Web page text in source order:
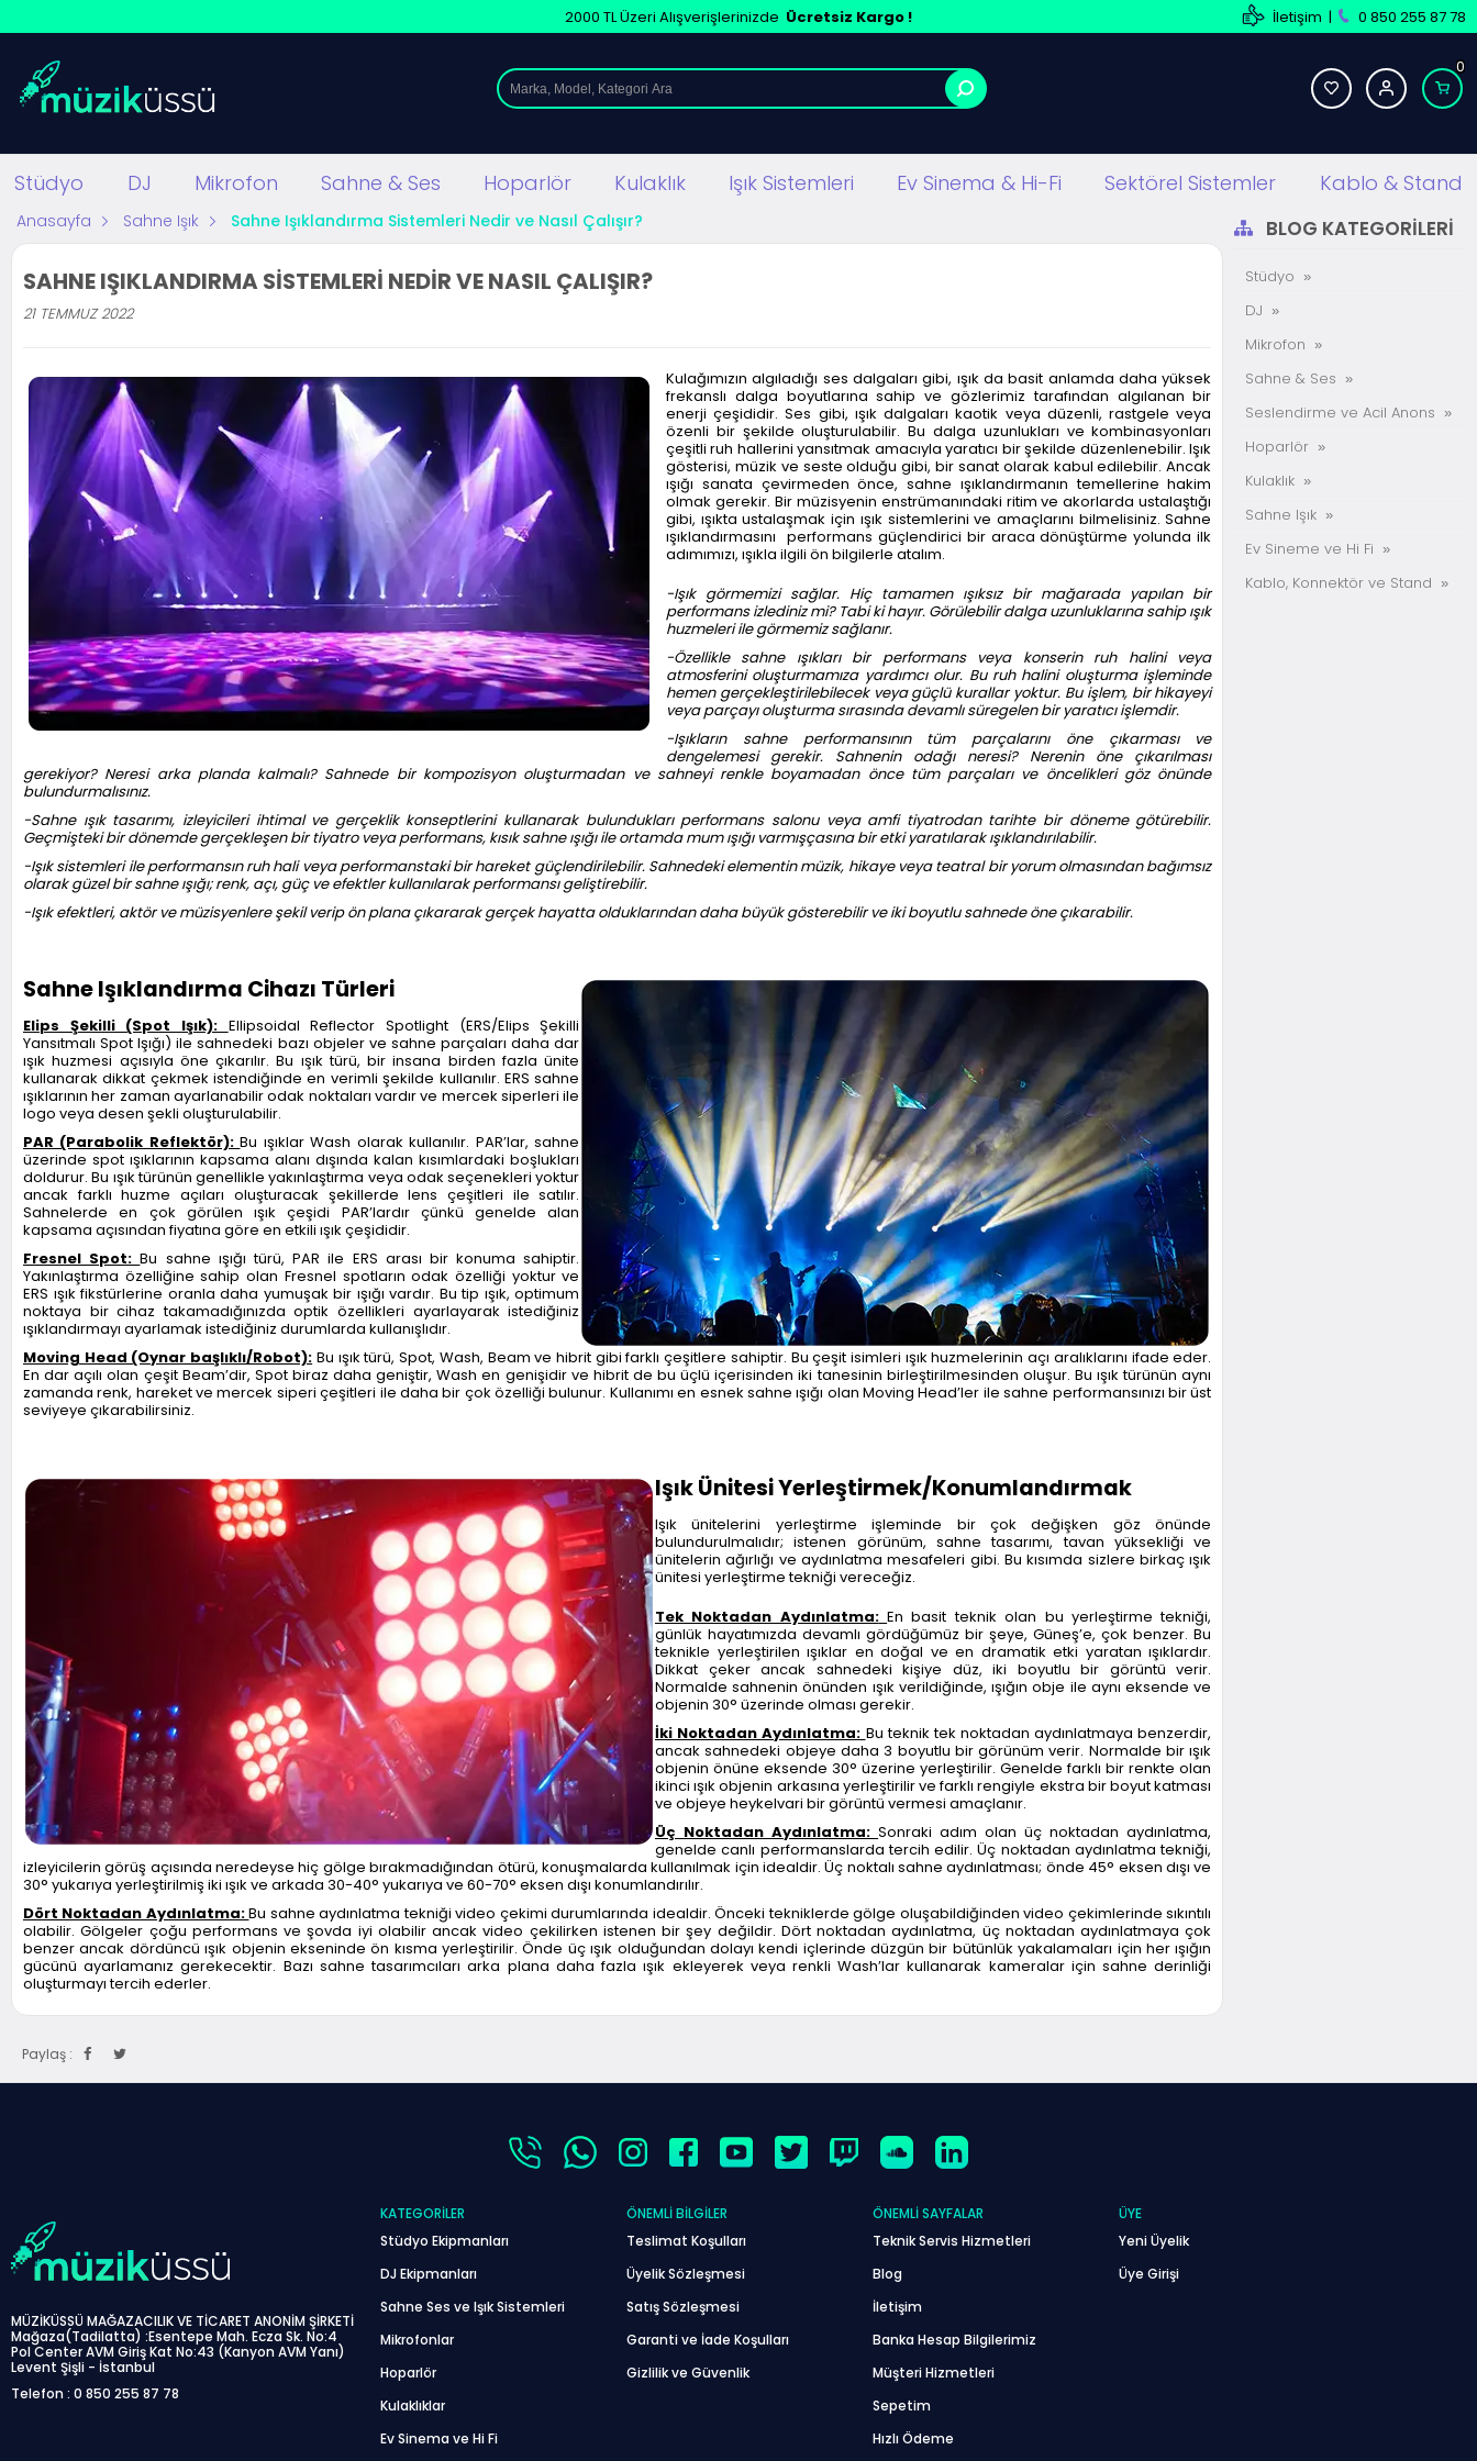
2000 TL Üzeri Alışverişlerinizde Ücretsiz Kargo ! İletişim | 0 850 255 87 78
0
Stüdyo DJ Mikrofon Sahne & Ses Hoparlör Kulaklık Işık Sistemleri Ev Sinema & Hi-Fi Sektörel Sistemler Kablo & Stand
Anasayfa Sahne Işık Sahne Işıklandırma Sistemleri Nedir ve Nasıl Çalışır?
SAHNE IŞIKLANDIRMA SISTEMLERI NEDIR VE NASIL ÇALIŞIR?
21 TEMMUZ 2022
Kulağımızın algıladığı ses dalgaları gibi, ışık da basit anlamda daha yüksek
frekanslı dalga boyutlarına sahip ve gözlerimiz tarafından algılanan bir
enerji çeşididir. Ses gibi, ışık dalgaları kaotik veya düzenli, rastgele veya
özenli bir şekilde oluşturulabilir. Bu dalga uzunlukları ve kombinasyonları
çeşitli ruh hallerini yansıtmak amacıyla yaratıcı bir şekilde düzenlenebilir. Işık
gösterisi, müzik ve seste olduğu gibi, bir sanat olarak kabul edilebilir. Ancak
ışığı sanata çevirmeden önce, sahne ışıklandırmanın temellerine hakim
olmak gerekir. Bir müzisyenin enstrümanındaki ritim ve akorlarda ustalaştığı
gibi, ışıkta ustalaşmak için ışık sistemlerini ve amaçlarını bilmelisiniz. Sahne
ışıklandırmasını performans güçlendirici bir araca dönüştürme yolunda ilk
adımımızı, ışıkla ilgili ön bilgilerle atalım.
-Işık görmemizi sağlar. Hiç tamamen ışıksız bir mağarada yapılan bir
performans izlediniz mi? Tabi ki hayır. Görülebilir dalga uzunluklarına sahip ışık
huzmeleri ile görmemiz sağlanır.
-Özellikle sahne ışıkları bir performans veya konserin ruh halini veya
atmosferini oluşturmamıza yardımcı olur. Bu ruh halini oluşturma işleminde
hemen gerçekleştirilebilecek veya güçlü kurallar yoktur. Bu işlem, bir hikayeyi
veya parçayı oluşturma sırasında devamlı süregelen bir yaratıcı işlemdir.
-Işıkların sahne performansının tüm parçalarını öne çıkarması ve
dengelemesi gerekir. Sahnenin odağı neresi? Nerenin öne çıkarılması
gerekiyor? Neresi arka planda kalmalı? Sahnede bir kompozisyon oluşturmadan ve sahneyi renkle boyamadan önce tüm parçaları ve öncelikleri göz önünde
bulundurmalısınız.
-Sahne ışık tasarımı, izleyicileri ihtimal ve gerçeklik konseptlerini kullanarak bulundukları performans salonu veya amfi tiyatrodan tarihte bir döneme götürebilir.
Geçmişteki bir dönemde gerçekleşen bir tiyatro veya performans, kısık sahne ışığı ile ortamda mum ışığı varmışçasına bir etki yaratılarak ışıklandırılabilir.
-Işık sistemleri ile performansın ruh hali veya performanstaki bir hareket güçlendirilebilir. Sahnedeki elementin müzik, hikaye veya teatral bir yorum olmasından bağımsız
olarak güzel bir sahne ışığı; renk, açı, güç ve efektler kullanılarak performansı geliştirebilir.
-Işık efektleri, aktör ve müzisyenlere şekil verip ön plana çıkararak gerçek hayatta olduklarından daha büyük gösterebilir ve iki boyutlu sahnede öne çıkarabilir.
Sahne Işıklandırma Cihazı Türleri
Elips Şekilli (Spot Işık): Ellipsoidal Reflector Spotlight (ERS/Elips Şekilli
Yansıtmalı Spot Işığı) ile sahnedeki bazı objeler ve sahne parçaları daha dar
ışık huzmesi açısıyla öne çıkarılır. Bu ışık türü, bir insana birden fazla ünite
kullanarak dikkat çekmek istendiğinde en verimli şekilde kullanılır. ERS sahne
ışıklarının her zaman ayarlanabilir odak noktaları vardır ve mercek siperleri ile
logo veya desen şekli oluşturulabilir.
PAR (Parabolik Reflektör):Bu ışıklar Wash olarak kullanılır. PAR’lar, sahne
üzerinde spot ışıklarının kapsama alanı dışında kalan kısımlardaki boşlukları
doldurur. Bu ışık türünün genellikle yakınlaştırma veya odak seçenekleri yoktur
ancak farklı huzme açıları oluşturacak şekillerde lens çeşitleri ile satılır.
Sahnelerde en çok görülen ışık çeşidi PAR’lardır çünkü genelde alan
kapsama açısından fiyatına göre en etkili ışık çeşididir.
Fresnel Spot:Bu sahne ışığı türü, PAR ile ERS arası bir konuma sahiptir.
Yakınlaştırma özelliğine sahip olan Fresnel spotların odak özelliği yoktur ve
ERS ışık fikstürlerine oranla daha yumuşak bir ışığı vardır. Bu tip ışık, optimum
noktaya bir cihaz takamadığınızda optik özellikleri ayarlayarak istediğiniz
ışıklandırmayı ayarlamak istediğiniz durumlarda kullanışlıdır.
Moving Head (Oynar başlıklı/Robot): Bu ışık türü, Spot, Wash, Beam ve hibrit gibi farklı çeşitlere sahiptir. Bu çeşit isimleri ışık huzmelerinin açı aralıklarını ifade eder.
En dar açılı olan çeşit Beam’dir, Spot biraz daha geniştir, Wash en genişidir ve hibrit de bu üçlü içerisinden iki tanesinin birleştirilmesinden oluşur. Bu ışık türünün aynı
zamanda renk, hareket ve mercek siperi çeşitleri ile daha bir çok özelliği bulunur. Kullanımı en esnek sahne ışığı olan Moving Head’ler ile sahne performansınızı bir üst
seviyeye çıkarabilirsiniz.
Işık Ünitesi Yerleştirmek/Konumlandırmak
Işık ünitelerini yerleştirme işleminde bir çok değişken göz önünde
bulundurulmalıdır; istenen görünüm, sahne tasarımı, tavan yüksekliği ve
ünitelerin ağırlığı ve aydınlatma mesafeleri gibi. Bu kısımda sizlere birkaç ışık
ünitesi yerleştirme tekniği vereceğiz.
Tek Noktadan Aydınlatma: En basit teknik olan bu yerleştirme tekniği,
günlük hayatımızda devamlı gördüğümüz bir şeye, Güneş’e, çok benzer. Bu
teknikle yerleştirilen ışıklar en doğal ve en dramatik etki yaratan ışıklardır.
Dikkat çeker ancak sahnedeki kişiye düz, iki boyutlu bir görüntü verir.
Normalde sahnenin önünden ışık verildiğinde, ışığın obje ile aynı eksende ve
objenin 30° üzerinde olması gerekir.
İki Noktadan Aydınlatma: Bu teknik tek noktadan aydınlatmaya benzerdir,
ancak sahnedeki objeye daha 3 boyutlu bir görünüm verir. Normalde bir ışık
objenin önüne eksende 30° üzerine yerleştirilir. Genelde farklı bir renkte olan
ikinci ışık objenin arkasına yerleştirilir ve farklı rengiyle ekstra bir boyut katması
ve objeye heykelvari bir görüntü vermesi amaçlanır.
Üç Noktadan Aydınlatma:Sonraki adım olan üç noktadan aydınlatma,
genelde canlı performanslarda tercih edilir. Üç noktadan aydınlatma tekniği,
izleyicilerin görüş açısında neredeyse hiç gölge bırakmadığından ötürü, konuşmalarda kullanılmak için idealdir. Üç noktalı sahne aydınlatması; önde 45° eksen dışı ve
30° yukarıya yerleştirilmiş iki ışık ve arkada 30-40° yukarıya ve 60-70° eksen dışı konumlandırılır.
Dört Noktadan Aydınlatma:Bu sahne aydınlatma tekniği video çekimi durumlarında idealdir. Önceki tekniklerde gölge oluşabildiğinden video çekimlerinde sıkıntılı
olabilir. Gölgeler çoğu performans ve şovda iyi olabilir ancak video çekilirken istenen bir şey değildir. Dört noktadan aydınlatma, üç noktadan aydınlatmaya çok
benzer ancak dördüncü ışık objenin ekseninde ön kısma yerleştirilir. Önde üç ışık olduğundan dolayı kendi içlerinde düzgün bir bütünlük yakalamaları için her ışığın
gücünü ayarlamanız gerekecektir. Bazı sahne tasarımcıları arka plana daha fazla ışık ekleyerek veya renkli Wash’lar kullanarak kameralar için sahne derinliği
oluşturmayı tercih ederler.
Paylaş :
BLOG KATEGORILERI
Stüdyo
DJ
Mikrofon
Sahne & Ses
Seslendirme ve Acil Anons
Hoparlör
Kulaklık
Sahne Işık
Ev Sineme ve Hi Fi
Kablo, Konnektör ve Stand
MÜZİKÜSSÜ MAĞAZACILIK VE TİCARET ANONİM ŞİRKETİ
Mağaza(Tadilatta) :Esentepe Mah. Ecza Sk. No:4
Pol Center AVM Giriş Kat No:43 (Kanyon AVM Yanı)
Levent Şişli - İstanbul
Telefon : 0 850 255 87 78
KATEGORILER
Stüdyo Ekipmanları
DJ Ekipmanları
Sahne Ses ve Işık Sistemleri
Mikrofonlar
Hoparlör
Kulaklıklar
Ev Sinema ve Hi Fi
ÖNEMLI BILGILER
Teslimat Koşulları
Üyelik Sözleşmesi
Satış Sözleşmesi
Garanti ve İade Koşulları
Gizlilik ve Güvenlik
ÖNEMLI SAYFALAR
Teknik Servis Hizmetleri
Blog
İletişim
Banka Hesap Bilgilerimiz
Müşteri Hizmetleri
Sepetim
Hızlı Ödeme
ÜYE
Yeni Üyelik
Üye Girişi